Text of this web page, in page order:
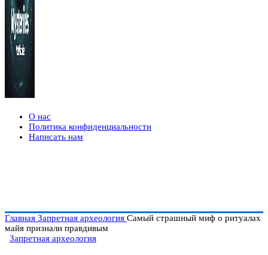
О нас
Политика конфиденциальности
Написать нам
Главная Запретная археология Самый страшный миф о ритуалах
майя признали правдивым
Запретная археология